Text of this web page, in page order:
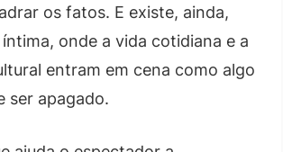
os fatos. E existe, ainda,
onde a vida cotidiana e a
entram em cena como algo
ser apagado.